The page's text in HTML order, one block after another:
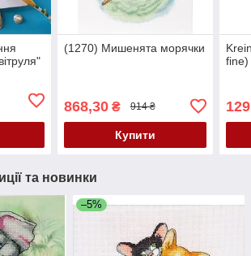
(1270) Мишенята морячки
868,30₴ 914 ₴
Купити
fine)
та новинки
–5%